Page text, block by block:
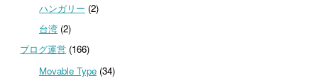
ハンガリー (2)
台湾(2)
ブログ運営 (166)
Movable Type(34)